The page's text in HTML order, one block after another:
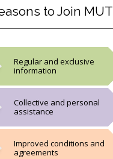
to Join MUT
Regular and exclusive
information
Collective and personal
assistance
Improved conditions and
agreements